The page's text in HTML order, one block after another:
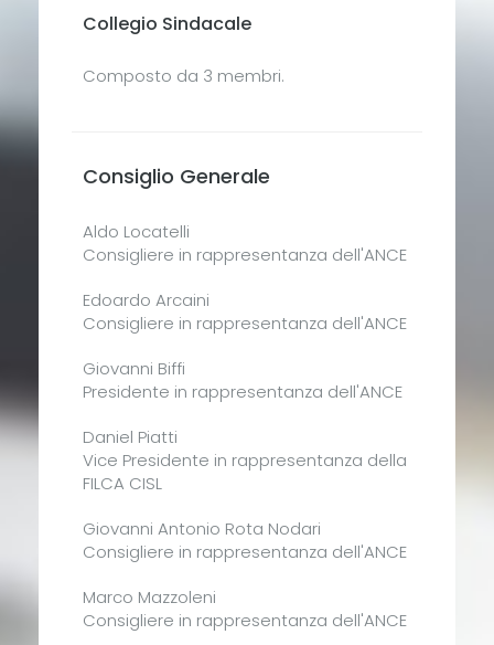
Collegio Sindacale
Composto da 3 membri.
Consiglio Generale
Aldo Locatelli
Consigliere in rappresentanza dell'ANCE
Edoardo Arcaini
Consigliere in rappresentanza dell'ANCE
Giovanni Biffi
Presidente in rappresentanza dell'ANCE
Daniel Piatti
Vice Presidente in rappresentanza della
FILCA CISL
Giovanni Antonio Rota Nodari
Consigliere in rappresentanza dell'ANCE
Marco Mazzoleni
Consigliere in rappresentanza dell'ANCE